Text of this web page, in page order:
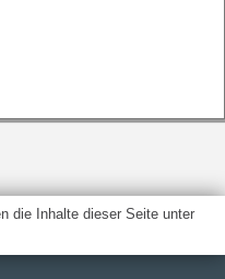
die Inhalte dieser Seite unter